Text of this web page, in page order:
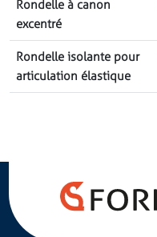
Rondelle à canon
excentré
Rondelle isolante pour
articulation élastique